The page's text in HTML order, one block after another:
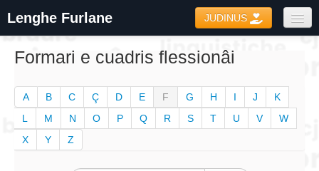
Lenghe Furlane JUDINUS
Coretôr Ortografic
Informazions
Formari e cuadris flessionâi
A B C Ç D E F G H I J
K
L
M N O P Q R S T U V
W
X
Y Z